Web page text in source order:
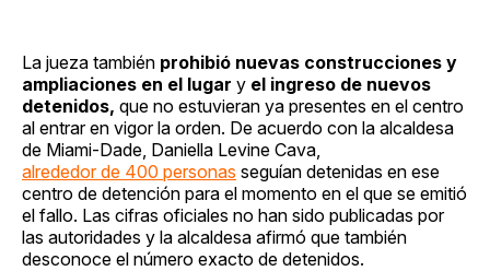
La jueza también prohibió nuevas construcciones y
ampliaciones en el lugar y el ingreso de nuevos
detenidos, que no estuvieran ya presentes en el centro
al entrar en vigor la orden. De acuerdo con la alcaldesa
de Miami-Dade, Daniella Levine Cava,
alrededor de 400 personas seguían detenidas en ese
centro de detención para el momento en el que se emitió
el fallo. Las cifras oficiales no han sido publicadas por
las autoridades y la alcaldesa afirmó que también
desconoce el número exacto de detenidos.